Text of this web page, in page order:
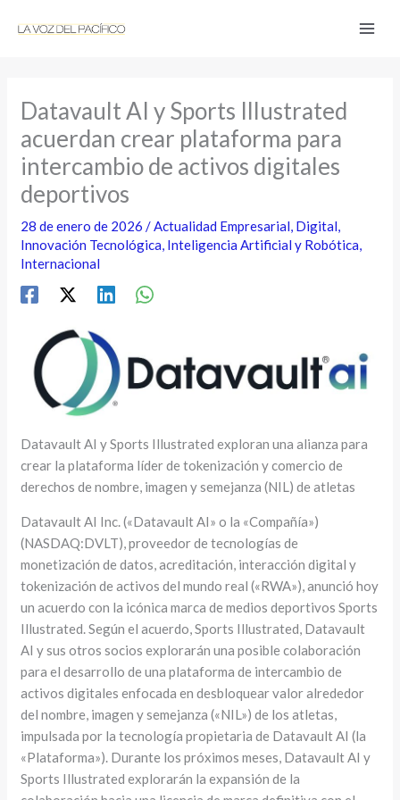
Datavault AI y Sports Illustrated
acuerdan crear plataforma para
intercambio de activos digitales
deportivos
28 de enero de 2026/Actualidad Empresarial, Digital,
Innovación Tecnológica, Inteligencia Artificial y Robótica,
Internacional
Datavault AI y Sports Illustrated exploran una alianza para
crear la plataforma líder de tokenización y comercio de
derechos de nombre, imagen y semejanza (NIL) de atletas
Datavault AI Inc. («Datavault AI» o la «Compañía»)
(NASDAQ:DVLT), proveedor de tecnologías de
monetización de datos, acreditación, interacción digital y
tokenización de activos del mundo real («RWA»), anunció hoy
un acuerdo con la icónica marca de medios deportivos Sports
Illustrated. Según el acuerdo, Sports Illustrated, Datavault
AI y sus otros socios explorarán una posible colaboración
para el desarrollo de una plataforma de intercambio de
activos digitales enfocada en desbloquear valor alrededor
del nombre, imagen y semejanza («NIL») de los atletas,
impulsada por la tecnología propietaria de Datavault AI (la
«Plataforma»). Durante los próximos meses, Datavault AI y
Sports Illustrated explorarán la expansión de la